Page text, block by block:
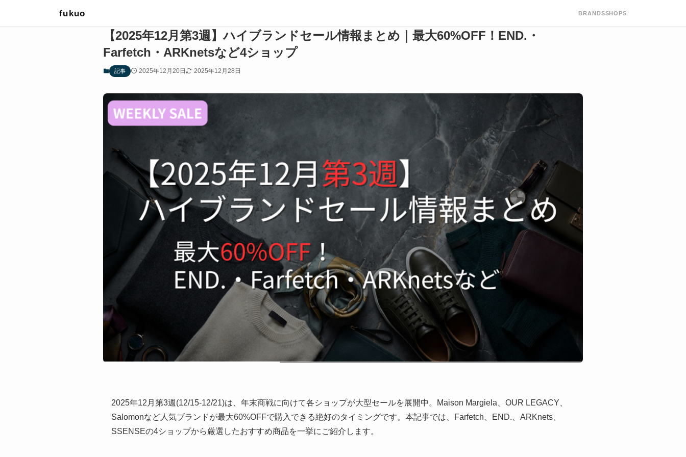
fukuo BRANDSSHOPS
【2025年12月第3週】ハイブランドセール情報まとめ｜最大60%OFF！END.・
Farfetch・ARKnetsなど4ショップ
記事 2025年12月20日 2025年12月28日
2025年12月第3週(12/15-12/21)は、年末商戦に向けて各ショップが大型セールを展開中。Maison Margiela、OUR LEGACY、
Salomonなど人気ブランドが最大60%OFFで購入できる絶好のタイミングです。本記事では、Farfetch、END.、ARKnets、
SSENSEの4ショップから厳選したおすすめ商品を一挙にご紹介します。